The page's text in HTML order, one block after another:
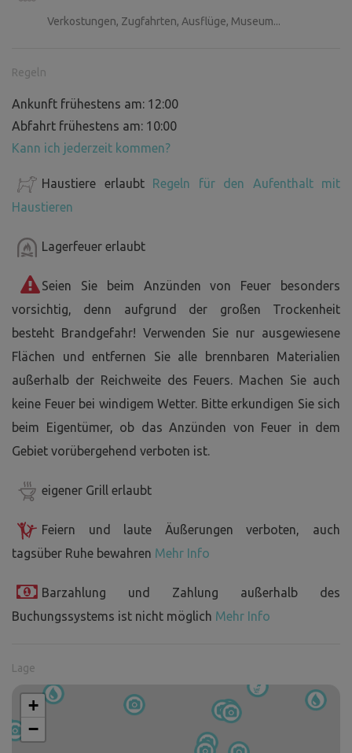
Verkostungen, Zugfahrten, Ausflüge, Museum...
Regeln
Ankunft frühestens am: 12:00
Abfahrt frühestens am: 10:00
Kann ich jederzeit kommen?
Haustiere erlaubt Regeln für den Aufenthalt mit
Haustieren
Lagerfeuer erlaubt
Seien Sie beim Anzünden von Feuer besonders
vorsichtig, denn aufgrund der großen Trockenheit
besteht Brandgefahr! Verwenden Sie nur ausgewiesene
Flächen und entfernen Sie alle brennbaren Materialien
außerhalb der Reichweite des Feuers. Machen Sie auch
keine Feuer bei windigem Wetter. Bitte erkundigen Sie sich
beim Eigentümer, ob das Anzünden von Feuer in dem
Gebiet vorübergehend verboten ist.
eigener Grill erlaubt
Feiern und laute Äußerungen verboten, auch
tagsüber Ruhe bewahren Mehr Info
Barzahlung und Zahlung außerhalb des
Buchungssystems ist nicht möglich Mehr Info
Lage
+
−